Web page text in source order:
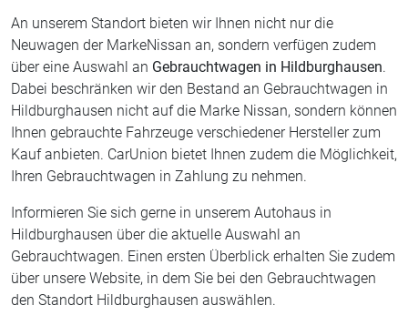
An unserem Standort bieten wir Ihnen nicht nur die
Neuwagen der MarkeNissan an, sondern verfügen zudem
über eine Auswahl an Gebrauchtwagen in Hildburghausen.
Dabei beschränken wir den Bestand an Gebrauchtwagen in
Hildburghausen nicht auf die Marke Nissan, sondern können
Ihnen gebrauchte Fahrzeuge verschiedener Hersteller zum
Kauf anbieten. CarUnion bietet Ihnen zudem die Möglichkeit,
Ihren Gebrauchtwagen in Zahlung zu nehmen.
Informieren Sie sich gerne in unserem Autohaus in
Hildburghausen über die aktuelle Auswahl an
Gebrauchtwagen. Einen ersten Überblick erhalten Sie zudem
über unsere Website, in dem Sie bei den Gebrauchtwagen
den Standort Hildburghausen auswählen.